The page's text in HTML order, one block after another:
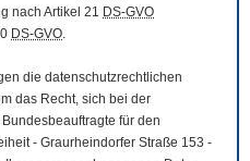
nach Artikel 21 DS-GVO
DS-GVO.
die datenschutzrechtlichen
das Recht, sich bei der
für den
- Graurheindorfer Straße 153 -